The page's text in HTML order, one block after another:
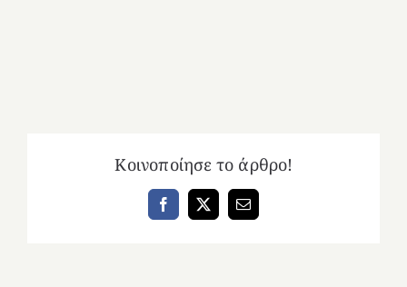
Κοινοποίησε το άρθρο!
Facebook
X Email